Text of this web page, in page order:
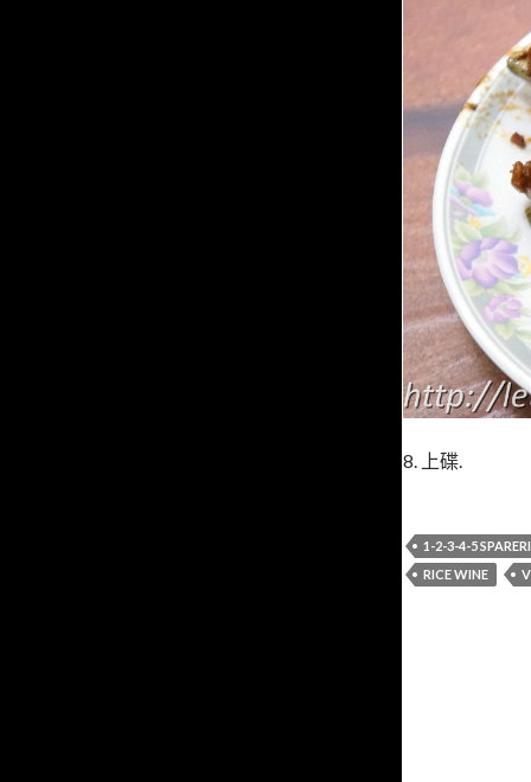
8. 上碟.
1-2-3-4-5
RICE WINE